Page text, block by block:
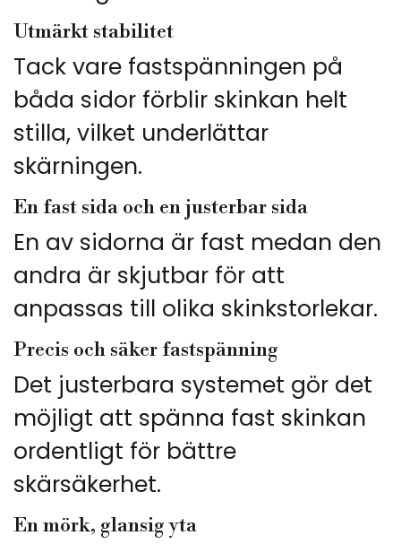
Utmärkt stabilitet
Tack vare fastspänningen på
båda sidor förblir skinkan helt
stilla, vilket underlättar
skärningen.
En fast sida och en justerbar sida
En av sidorna är fast medan den
andra är skjutbar för att
anpassas till olika skinkstorlekar.
Precis och säker fastspänning
Det justerbara systemet gör det
möjligt att spänna fast skinkan
ordentligt för bättre
skärsäkerhet.
En mörk, glansig yta